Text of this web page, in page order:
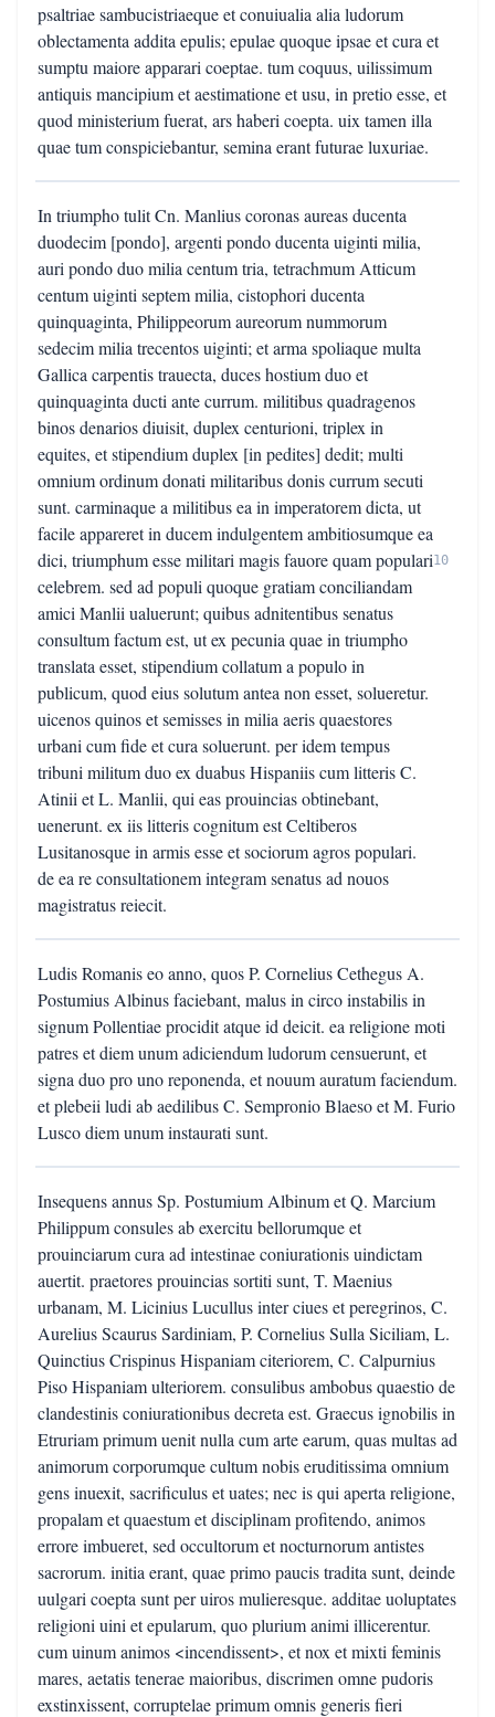
psaltriae sambucistriaeque et conuiualia alia ludorum
oblectamenta addita epulis; epulae quoque ipsae et cura et
sumptu maiore apparari coeptae. tum coquus, uilissimum
antiquis mancipium et aestimatione et usu, in pretio esse, et
quod ministerium fuerat, ars haberi coepta. uix tamen illa
quae tum conspiciebantur, semina erant futurae luxuriae.
In triumpho tulit Cn. Manlius coronas aureas ducenta
duodecim [pondo], argenti pondo ducenta uiginti milia,
auri pondo duo milia centum tria, tetrachmum Atticum
centum uiginti septem milia, cistophori ducenta
quinquaginta, Philippeorum aureorum nummorum
sedecim milia trecentos uiginti; et arma spoliaque multa
Gallica carpentis trauecta, duces hostium duo et
quinquaginta ducti ante currum. militibus quadragenos
binos denarios diuisit, duplex centurioni, triplex in
equites, et stipendium duplex [in pedites] dedit; multi
omnium ordinum donati militaribus donis currum secuti
sunt. carminaque a militibus ea in imperatorem dicta, ut
facile appareret in ducem indulgentem ambitiosumque ea
dici, triumphum esse militari magis fauore quam populari
celebrem. sed ad populi quoque gratiam conciliandam
amici Manlii ualuerunt; quibus adnitentibus senatus
consultum factum est, ut ex pecunia quae in triumpho
translata esset, stipendium collatum a populo in
publicum, quod eius solutum antea non esset, solueretur.
uicenos quinos et semisses in milia aeris quaestores
urbani cum fide et cura soluerunt. per idem tempus
tribuni militum duo ex duabus Hispaniis cum litteris C.
Atinii et L. Manlii, qui eas prouincias obtinebant,
uenerunt. ex iis litteris cognitum est Celtiberos
Lusitanosque in armis esse et sociorum agros populari.
de ea re consultationem integram senatus ad nouos
magistratus reiecit.
10
Ludis Romanis eo anno, quos P. Cornelius Cethegus A.
Postumius Albinus faciebant, malus in circo instabilis in
signum Pollentiae procidit atque id deicit. ea religione moti
patres et diem unum adiciendum ludorum censuerunt, et
signa duo pro uno reponenda, et nouum auratum faciendum.
et plebeii ludi ab aedilibus C. Sempronio Blaeso et M. Furio
Lusco diem unum instaurati sunt.
Insequens annus Sp. Postumium Albinum et Q. Marcium
Philippum consules ab exercitu bellorumque et
prouinciarum cura ad intestinae coniurationis uindictam
auertit. praetores prouincias sortiti sunt, T. Maenius
urbanam, M. Licinius Lucullus inter ciues et peregrinos, C.
Aurelius Scaurus Sardiniam, P. Cornelius Sulla Siciliam, L.
Quinctius Crispinus Hispaniam citeriorem, C. Calpurnius
Piso Hispaniam ulteriorem. consulibus ambobus quaestio de
clandestinis coniurationibus decreta est. Graecus ignobilis in
Etruriam primum uenit nulla cum arte earum, quas multas ad
animorum corporumque cultum nobis eruditissima omnium
gens inuexit, sacrificulus et uates; nec is qui aperta religione,
propalam et quaestum et disciplinam profitendo, animos
errore imbueret, sed occultorum et nocturnorum antistes
sacrorum. initia erant, quae primo paucis tradita sunt, deinde
uulgari coepta sunt per uiros mulieresque. additae uoluptates
religioni uini et epularum, quo plurium animi illicerentur.
cum uinum animos <incendissent>, et nox et mixti feminis
mares, aetatis tenerae maioribus, discrimen omne pudoris
exstinxissent, corruptelae primum omnis generis fieri